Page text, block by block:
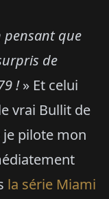
pensant que
de
!» Et celui
vrai Bullit de
je pilote mon
la série Miami